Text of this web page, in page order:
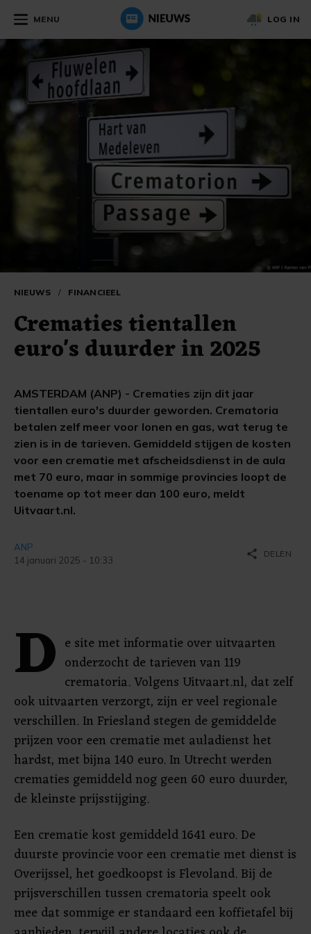
MENU LOG IN
NIEUWS / FINANCIEEL
Crematies tientallen
euro's duurder in 2025
AMSTERDAM (ANP) - Crematies zijn dit jaar
tientallen euro's duurder geworden. Crematoria
betalen zelf meer voor lonen en gas, wat terug te
zien is in de tarieven. Gemiddeld stijgen de kosten
voor een crematie met afscheidsdienst in de aula
met 70 euro, maar in sommige provincies loopt de
toename op tot meer dan 100 euro, meldt
Uitvaart.nl.
ANP
14 januari 2025 - 10:33
share DELEN
D e site met informatie over uitvaarten
onderzocht de tarieven van 119
crematoria. Volgens Uitvaart.nl, dat zelf
ook uitvaarten verzorgt, zijn er veel regionale
verschillen. In Friesland stegen de gemiddelde
prijzen voor een crematie met auladienst het
hardst, met bijna 140 euro. In Utrecht werden
crematies gemiddeld nog geen 60 euro duurder,
de kleinste prijsstijging.
Een crematie kost gemiddeld 1641 euro. De
duurste provincie voor een crematie met dienst is
Overijssel, het goedkoopst is Flevoland. Bij de
prijsverschillen tussen crematoria speelt ook
mee dat sommige er standaard een koffietafel bij